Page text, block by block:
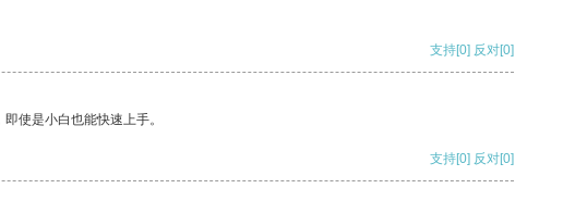
支持[0] 反对[0]
使是小白也能快速上手。
支持[0] 反对[0]